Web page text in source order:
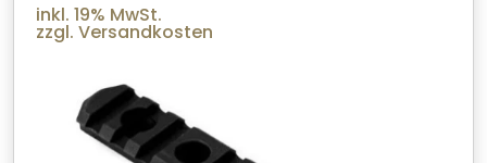
inkl. 19% MwSt.
zzgl. Versandkosten